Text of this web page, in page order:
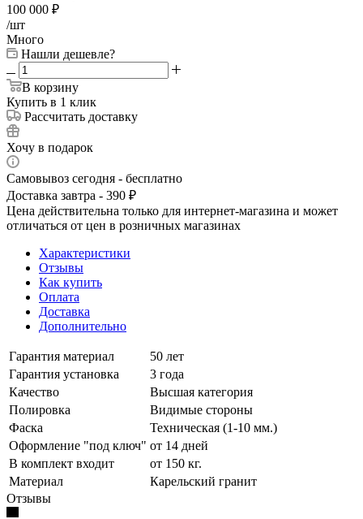
100 000 ₽
/шт
Много
Нашли дешевле?
В корзину
Купить в 1 клик
Рассчитать доставку
Хочу в подарок
Самовывоз сегодня - бесплатно
Доставка завтра - 390 ₽
Цена действительна только для интернет-магазина и может
отличаться от цен в розничных магазинах
Характеристики
Отзывы
Как купить
Оплата
Доставка
Дополнительно
Гарантия материал
50 лет
Гарантия установка
3 года
Качество
Высшая категория
Полировка
Видимые стороны
Фаска
Техническая (1-10 мм.)
Оформление "под ключ" от 14 дней
В комплект входит
от 150 кг.
Материал
Карельский гранит
Отзывы